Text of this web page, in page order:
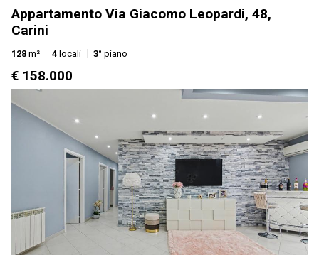
Appartamento Via Giacomo Leopardi, 48,
Carini
128 m² 4 locali 3° piano
€ 158.000